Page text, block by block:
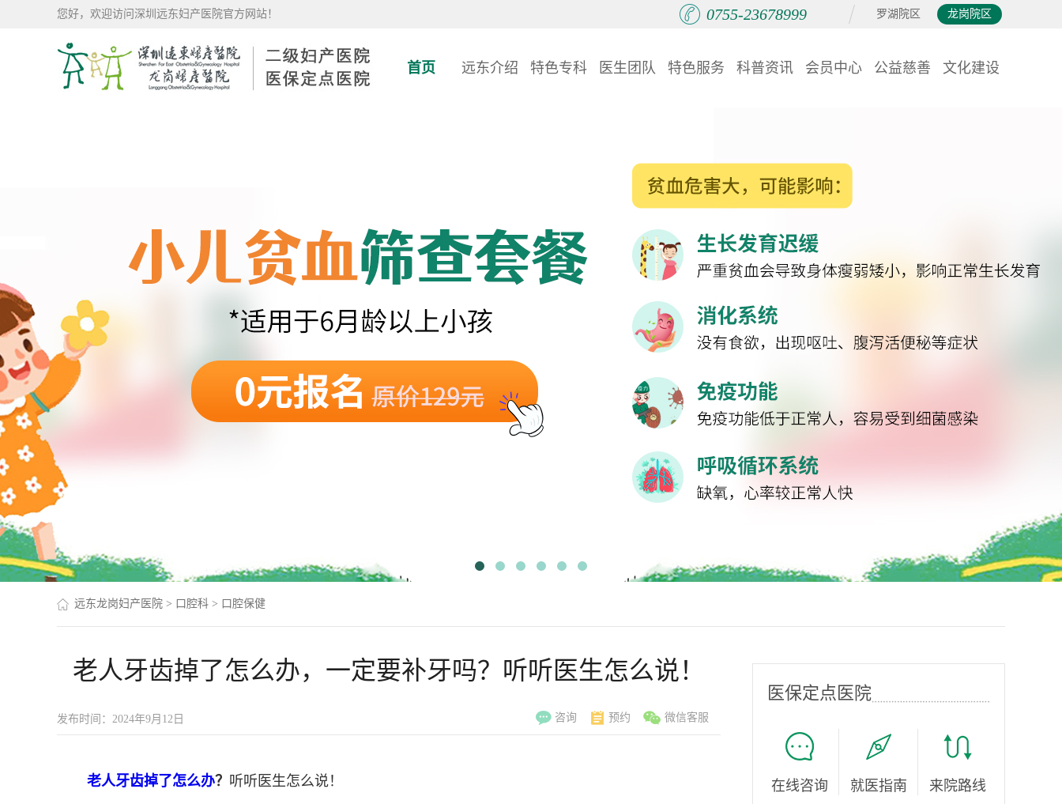
您好，欢迎访问深圳远东妇产医院官方网站！ 罗湖院区 龙岗院区
0755-23678999
首页 远东介绍 特色专科 医生团队 特色服务 科普资讯 会员中心 公益慈善 文化建设
远东龙岗妇产医院 > 口腔科 > 口腔保健
老人牙齿掉了怎么办，一定要补牙吗？听听医生怎么说！
发布时间：2024年9月12日 咨询 预约 微信客服
老人牙齿掉了怎么办？ 听听医生怎么说！
医保定点医院
在线咨询 就医指南 来院路线